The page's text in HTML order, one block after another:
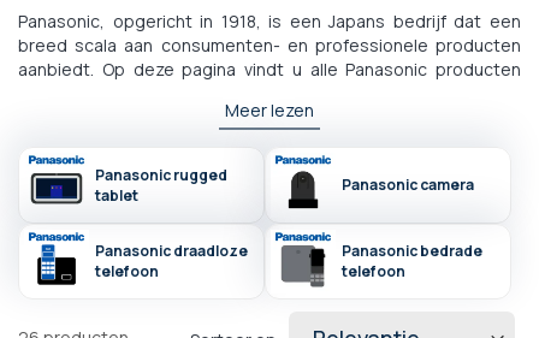
Panasonic, opgericht in 1918, is een Japans bedrijf dat een
breed scala aan consumenten- en professionele producten
aanbiedt. Op deze pagina vindt u alle Panasonic producten
kantoortelefoon en ministandaard
de nieuwste geavanceerde technologie. Neem voor meer
informatie gerust contact met ons op.
Meer lezen
Panasonic rugged
tablet
Panasonic camera
Panasonic draadloze
telefoon
Panasonic bedrade
telefoon